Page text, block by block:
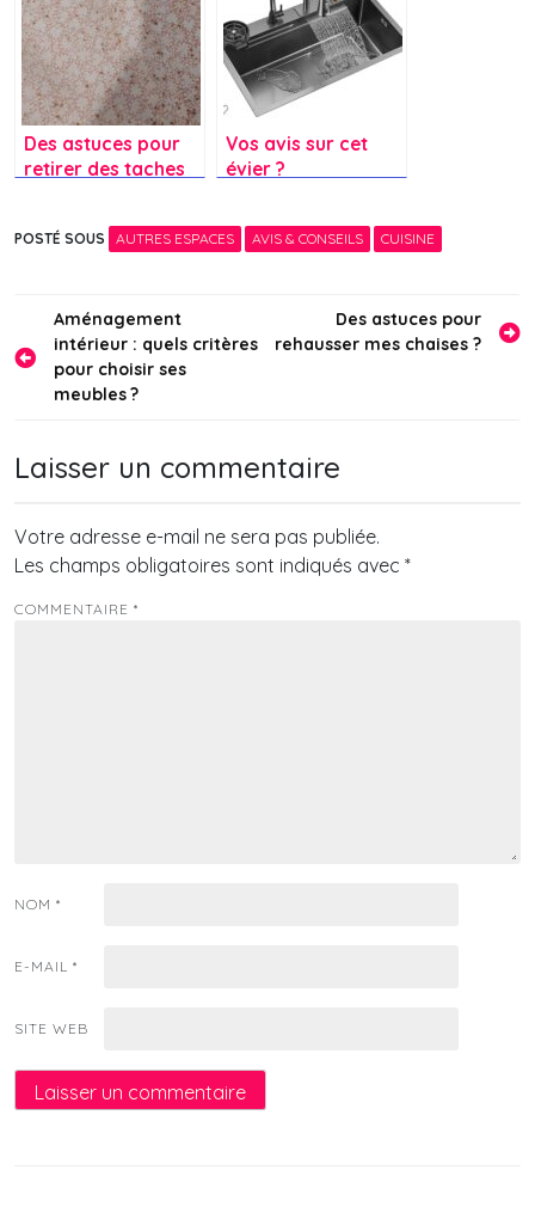
Des astuces pour
retirer des taches
Vos avis sur cet
évier ?
POSTÉ SOUS AUTRES ESPACES AVIS & CONSEILS CUISINE
Navigation
de
l’article
Aménagement
intérieur : quels critères
pour choisir ses
meubles ?
Des astuces pour
rehausser mes chaises ?
Laisser un commentaire
Votre adresse e-mail ne sera pas publiée.
Les champs obligatoires sont indiqués avec *
COMMENTAIRE *
NOM *
E-MAIL *
SITE WEB